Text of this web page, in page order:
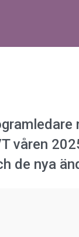
våren
de nya